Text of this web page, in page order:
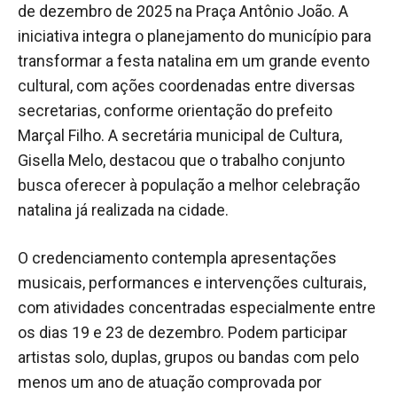
de dezembro de 2025 na Praça Antônio João. A
iniciativa integra o planejamento do município para
transformar a festa natalina em um grande evento
cultural, com ações coordenadas entre diversas
secretarias, conforme orientação do prefeito
Marçal Filho. A secretária municipal de Cultura,
Gisella Melo, destacou que o trabalho conjunto
busca oferecer à população a melhor celebração
natalina já realizada na cidade.
O credenciamento contempla apresentações
musicais, performances e intervenções culturais,
com atividades concentradas especialmente entre
os dias 19 e 23 de dezembro. Podem participar
artistas solo, duplas, grupos ou bandas com pelo
menos um ano de atuação comprovada por